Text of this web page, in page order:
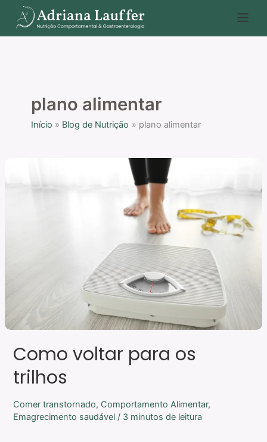
para
o
plano alimentar
Início Blog de Nutrição plano alimentar
Como voltar para os
trilhos
Comer transtornado, Comportamento Alimentar,
Emagrecimento saudável / 3 minutos de leitura
P
e
s
a